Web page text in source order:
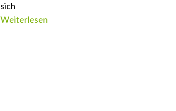
sich
Weiterlesen